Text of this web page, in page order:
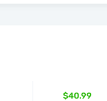
$40.99